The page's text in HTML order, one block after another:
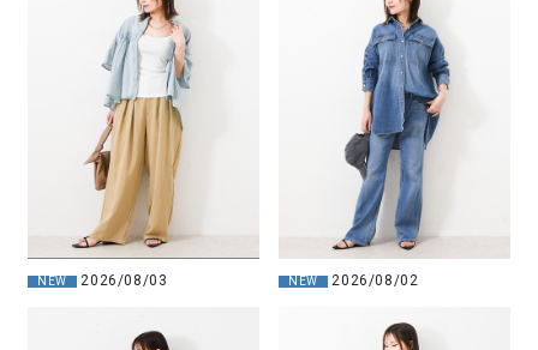
NEW 2026/08/03 NEW 2026/08/02